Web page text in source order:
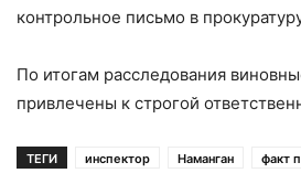
контрольное письмо в
По итогам расследования
привлечены к строгой
ТЕГИ инспектор Наманган факт